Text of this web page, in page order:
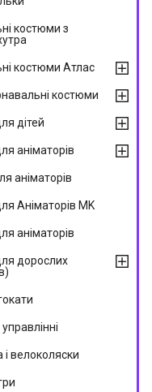
костюми з
костюми Атлас
костюми
дітей
аніматорів
аніматорів
Аніматорів MK
аніматорів
дорослих
і велоколяски